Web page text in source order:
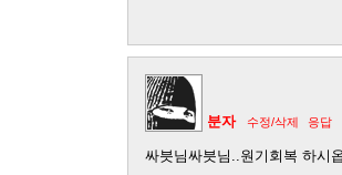
분자 수정/삭제 응답
싸븟님싸븟님..원기회복 하시